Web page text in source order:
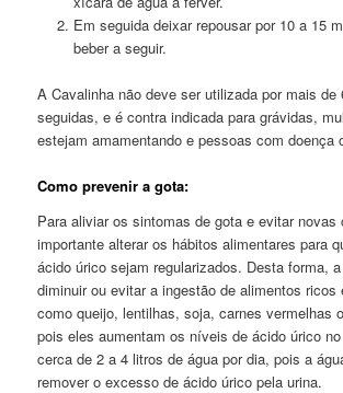
Em seguida deixar repousar por 10 a 15
beber a seguir.
A Cavalinha não deve ser utilizada por mais de
seguidas, e é contra indicada para grávidas,
estejam amamentando e pessoas com doença
Como prevenir a gota:
Para aliviar os sintomas de gota e evitar novas
importante alterar os hábitos alimentares para
ácido úrico sejam regularizados. Desta forma,
diminuir ou evitar a ingestão de alimentos ricos
como queijo, lentilhas, soja, carnes vermelhas
pois eles aumentam os níveis de ácido úrico
cerca de 2 a 4 litros de água por dia, pois a
remover o excesso de ácido úrico pela urina.